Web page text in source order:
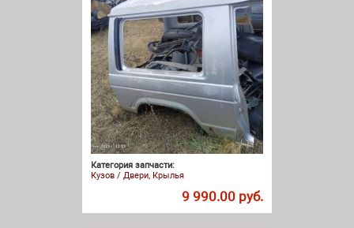
Категория запчасти:
Кузов / Двери, Крылья
9 990.00 руб.